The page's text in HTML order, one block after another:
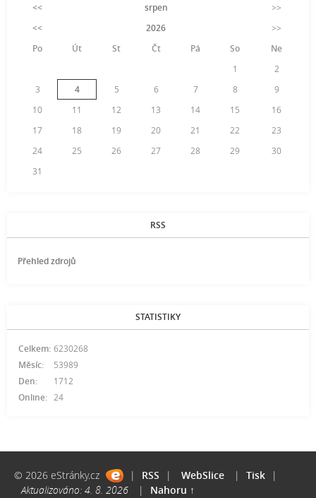
<< srpen
>>
<<
2026
>>
Po
Út St Čt Pá So
Ne
1
2
3
4 5 6 7 8
9
10
11 12 13 14 15
16
17
18 19 20 21 22
23
24
25 26 27 28 29
30
31
RSS
Přehled zdrojů
STATISTIKY
Online: 24
Celkem: 6230268
Měsíc:
53989
Den:
1712
© 2026 eStránky.cz | RSS | WebSlice | Tisk
|
Aktualizováno: 4. 8. 2026
| Nahoru ↑